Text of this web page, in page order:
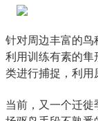
针对周边丰富的鸟
利用训练有素的隼
类进行捕捉，利用
当前，又一个迁徙